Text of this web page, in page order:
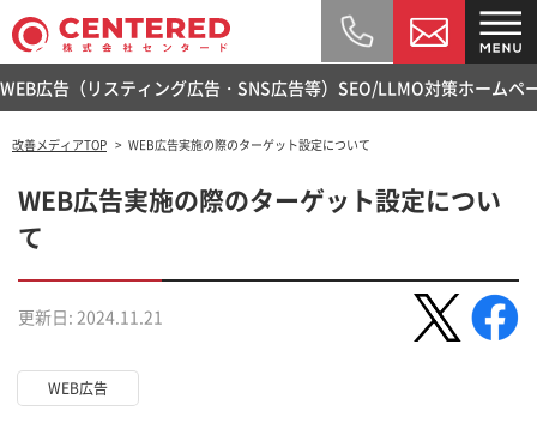
WEB広告（リスティング広告・SNS広告等） SEO/LLMO対策ホームペ
改善メディアTOP WEB広告実施の際のターゲット設定について
WEB広告実施の際のターゲット設定につい
て
更新日: 2024.11.21
WEB広告